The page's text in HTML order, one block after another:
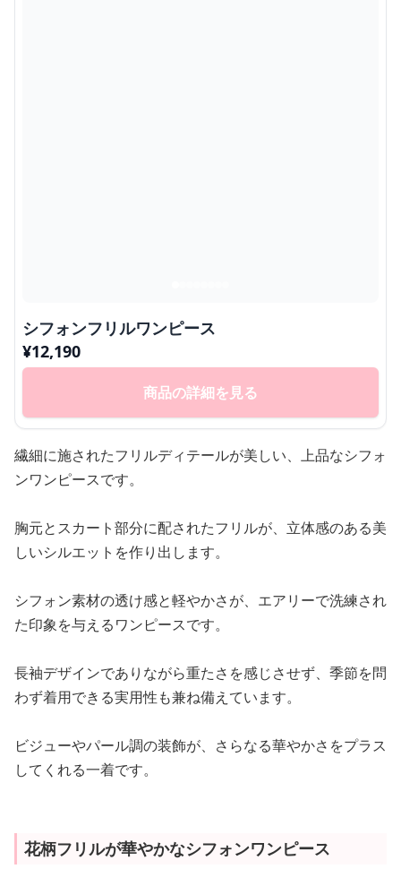
シフォンフリルワンピース
¥12,190
商品の詳細を見る
繊細に施されたフリルディテールが美しい、上品なシフォ
ンワンピースです。
胸元とスカート部分に配されたフリルが、立体感のある美
しいシルエットを作り出します。
シフォン素材の透け感と軽やかさが、エアリーで洗練され
た印象を与えるワンピースです。
長袖デザインでありながら重たさを感じさせず、季節を問
わず着用できる実用性も兼ね備えています。
ビジューやパール調の装飾が、さらなる華やかさをプラス
してくれる一着です。
花柄フリルが華やかなシフォンワンピース